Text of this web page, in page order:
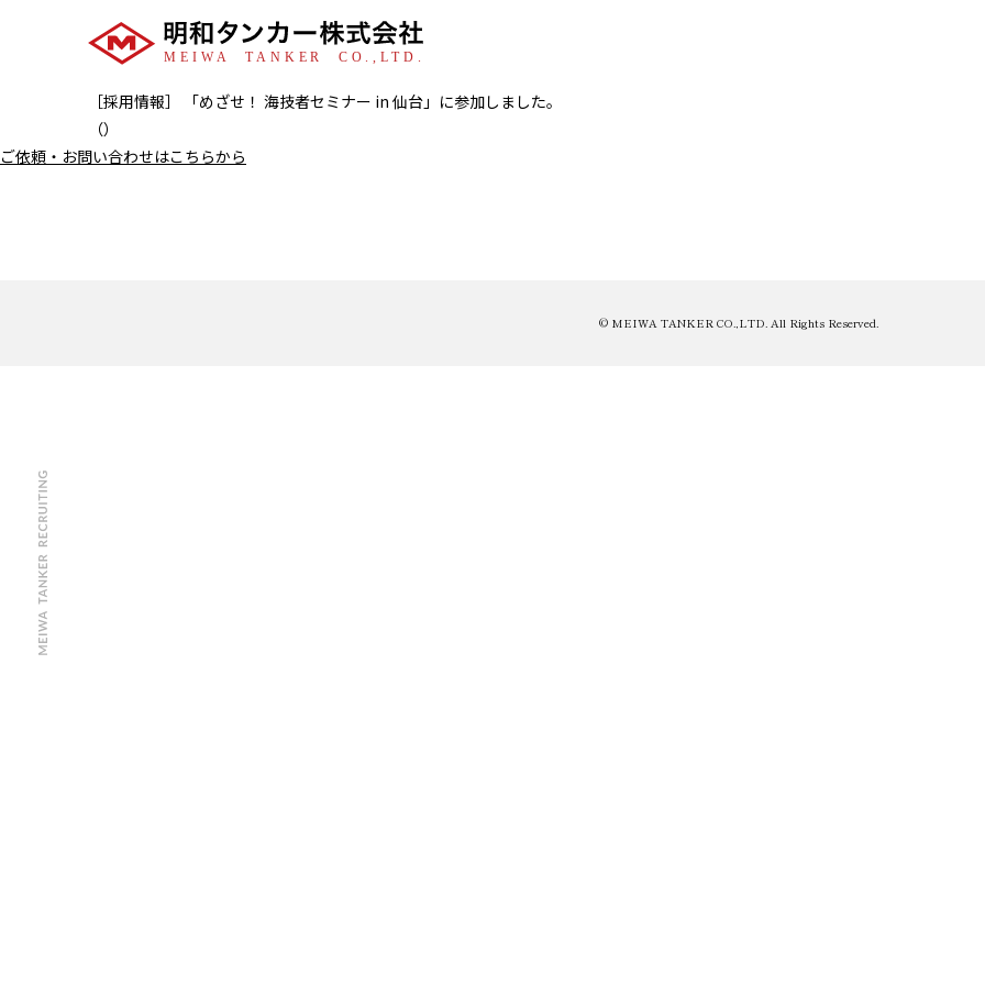
［採用情報］ 「めざせ！ 海技者セミナー in 仙台」に参加しました。
（）
ご依頼・お問い合わせはこちらから
© MEIWA TANKER CO.,LTD. All Rights Reserved.